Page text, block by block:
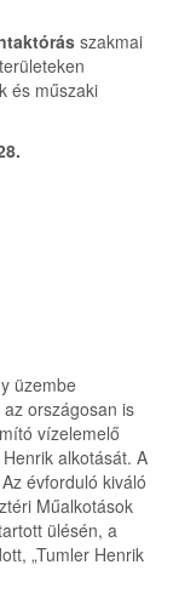
szakmai
és műszaki
üzembe
országosan is
vízelemelő
alkotását. A
évforduló kiváló
Műalkotások
ülésén, a
„Tumler Henrik